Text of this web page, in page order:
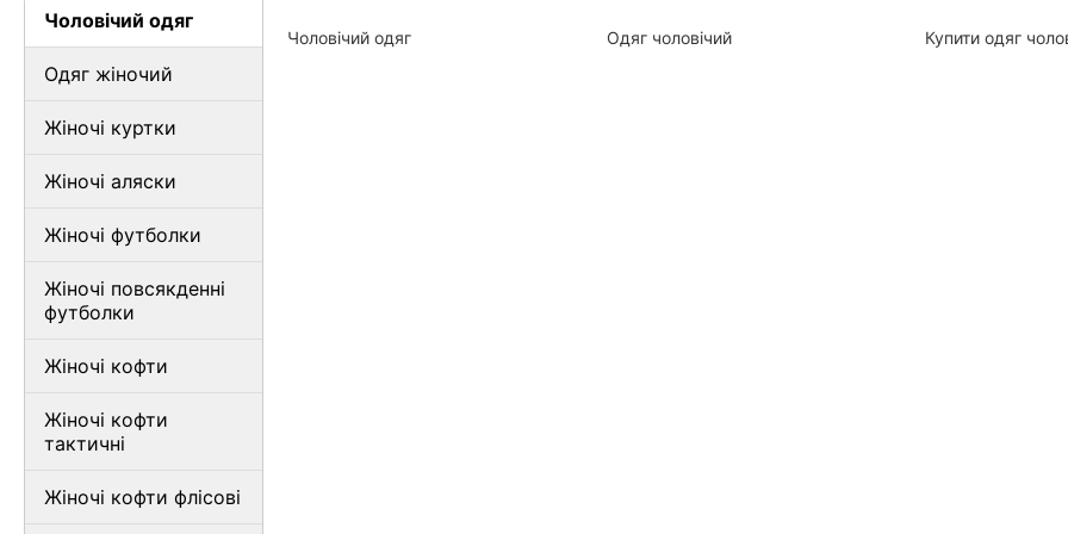
Чоловічий одяг
Одяг жіночий
Жіночі куртки
Жіночі аляски
Жіночі футболки
Жіночі повсякденні
футболки
Жіночі кофти
Жіночі кофти
тактичні
Жіночі кофти флісові
Чоловічий одяг Одяг чоловічий Купити одяг